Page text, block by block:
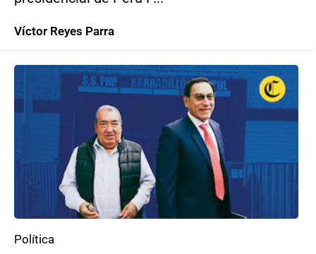
Víctor Reyes Parra
Política